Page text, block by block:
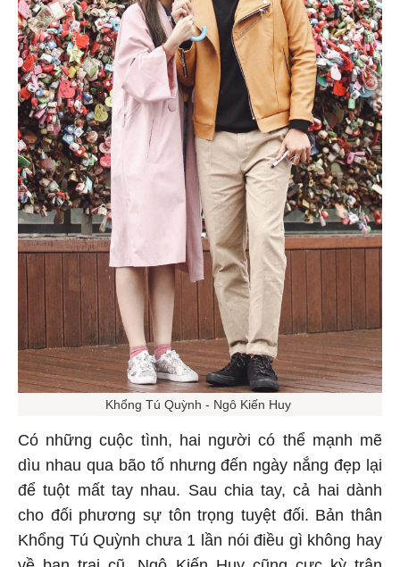
Khổng Tú Quỳnh - Ngô Kiến Huy
Có những cuộc tình, hai người có thể mạnh mẽ
dìu nhau qua bão tố nhưng đến ngày nắng đẹp lại
để tuột mất tay nhau. Sau chia tay, cả hai dành
cho đối phương sự tôn trọng tuyệt đối. Bản thân
Khổng Tú Quỳnh chưa 1 lần nói điều gì không hay
về bạn trai cũ. Ngô Kiến Huy cũng cực kỳ trân